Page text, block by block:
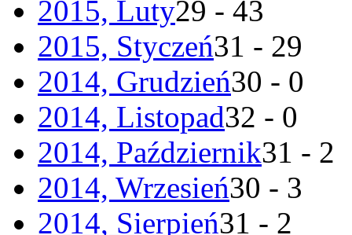
2015, Luty29 - 43
2015, Styczeń31 - 29
2014, Grudzień30 - 0
2014, Listopad32 - 0
2014, Październik31 - 2
2014, Wrzesień30 - 3
2014, Sierpień31 - 2